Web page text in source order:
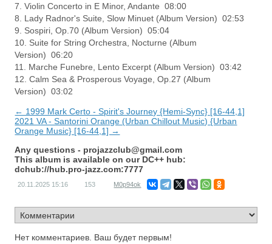
7. Violin Concerto in E Minor, Andante 08:00
8. Lady Radnor's Suite, Slow Minuet (Album Version) 02:53
9. Sospiri, Op.70 (Album Version) 05:04
10. Suite for String Orchestra, Nocturne (Album
Version) 06:20
11. Marche Funebre, Lento Excerpt (Album Version) 03:42
12. Calm Sea & Prosperous Voyage, Op.27 (Album
Version) 03:02
← 1999 Mark Certo - Spirit's Journey {Hemi-Sync} [16-44,1]
2021 VA - Santorini Orange (Urban Chillout Music) {Urban
Orange Music} [16-44,1] →
Any questions - projazzclub@gmail.com
This album is available on our DC++ hub:
dchub://hub.pro-jazz.com:7777
20.11.2025 15:16 153 M0p94ok
Нет комментариев. Ваш будет первым!